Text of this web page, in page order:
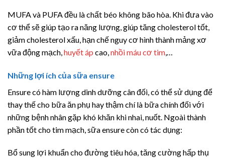
MUFA và PUFA đều là chất béo không bão hòa. Khi đưa vào
cơ thể sẽ giúp tạo ra năng lượng, giúp tăng cholesterol tốt,
giảm cholesterol xấu, hạn chế nguy cơ hình thành mảng xơ
vữa động mạch,huyết áp cao,nhồi máu cơ tim,…
Những lợi ích của sữa ensure
Ensure có hàm lượng dinh dưỡng cân đối, có thể sử dụng để
thay thế cho bữa ăn phụ hay thậm chí là bữa chính đối với
những bệnh nhân gặp khó khăn khi nhai, nuốt. Ngoài thành
phần tốt cho tim mạch, sữa ensure còn có tác dụng:
Bổ sung lợi khuẩn cho đường tiêu hóa, tăng cường hấp thụ